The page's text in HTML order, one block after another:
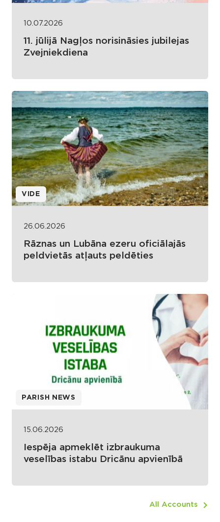
10.07.2026
11. jūlijā Nagļos norisināsies jubilejas
Zvejniekdiena
VIDE
26.06.2026
Rāznas un Lubāna ezeru oficiālajās
peldvietās atļauts peldēties
PARISH NEWS
15.06.2026
Iespēja apmeklēt izbraukuma
veselības istabu Dricānu apvienībā
All Accounts